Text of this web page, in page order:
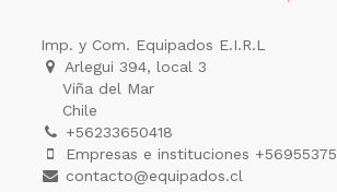
Imp. y Com. Equipados E.I.R.L
Arlegui 394, local 3
Viña del Mar
Chile
+56233650418
Empresas e instituciones
contacto@equipados.cl